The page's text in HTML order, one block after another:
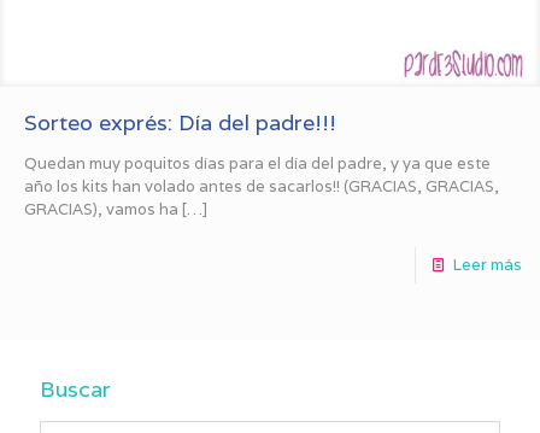
Sorteo exprés: Día del padre!!!
Quedan muy poquitos días para el día del padre, y ya que este
año los kits han volado antes de sacarlos!! (GRACIAS, GRACIAS,
GRACIAS), vamos ha […]
Leer más
Buscar